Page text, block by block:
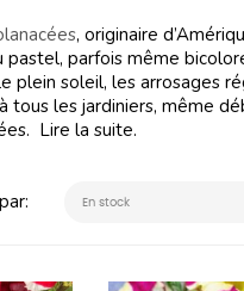
, originaire
parfois même
plein soleil, les arrosages
tous les jardiniers, même
Lire la suite.
En stock